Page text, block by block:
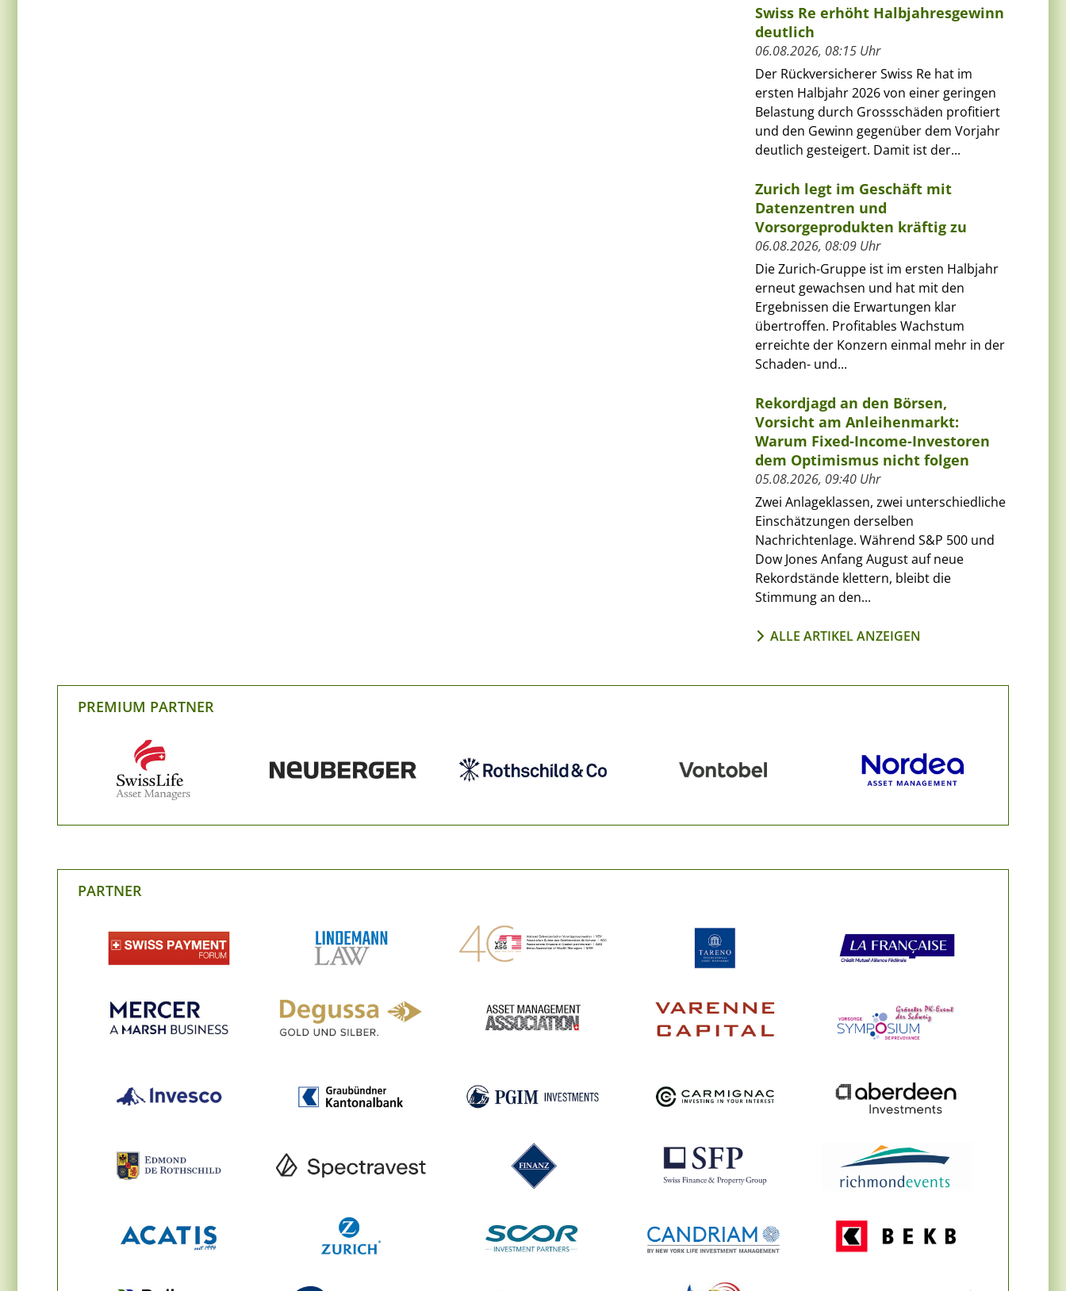
Swiss Re erhöht Halbjahresgewinn
deutlich
06.08.2026, 08:15 Uhr
Der Rückversicherer Swiss Re hat im
ersten Halbjahr 2026 von einer geringen
Belastung durch Grossschäden profitiert
und den Gewinn gegenüber dem Vorjahr
deutlich gesteigert. Damit ist der...
Zurich legt im Geschäft mit
Datenzentren und
Vorsorgeprodukten kräftig zu
06.08.2026, 08:09 Uhr
Die Zurich-Gruppe ist im ersten Halbjahr
erneut gewachsen und hat mit den
Ergebnissen die Erwartungen klar
übertroffen. Profitables Wachstum
erreichte der Konzern einmal mehr in der
Schaden- und...
Rekordjagd an den Börsen,
Vorsicht am Anleihenmarkt:
Warum Fixed-Income-Investoren
dem Optimismus nicht folgen
05.08.2026, 09:40 Uhr
Zwei Anlageklassen, zwei unterschiedliche
Einschätzungen derselben
Nachrichtenlage. Während S&P 500 und
Dow Jones Anfang August auf neue
Rekordstände klettern, bleibt die
Stimmung an den...
ALLE ARTIKEL ANZEIGEN
PREMIUM PARTNER
PARTNER